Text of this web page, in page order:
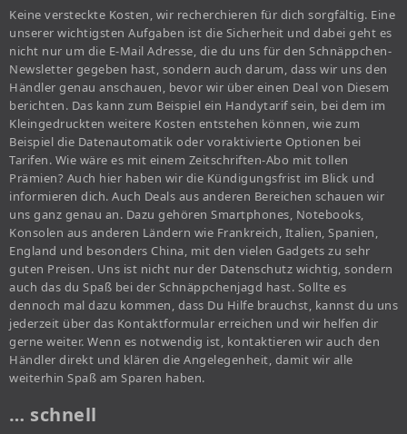
Keine versteckte Kosten, wir recherchieren für dich sorgfältig. Eine
unserer wichtigsten Aufgaben ist die Sicherheit und dabei geht es
nicht nur um die E-Mail Adresse, die du uns für den Schnäppchen-
Newsletter gegeben hast, sondern auch darum, dass wir uns den
Händler genau anschauen, bevor wir über einen Deal von Diesem
berichten. Das kann zum Beispiel ein Handytarif sein, bei dem im
Kleingedruckten weitere Kosten entstehen können, wie zum
Beispiel die Datenautomatik oder voraktivierte Optionen bei
Tarifen. Wie wäre es mit einem Zeitschriften-Abo mit tollen
Prämien? Auch hier haben wir die Kündigungsfrist im Blick und
informieren dich. Auch Deals aus anderen Bereichen schauen wir
uns ganz genau an. Dazu gehören Smartphones, Notebooks,
Konsolen aus anderen Ländern wie Frankreich, Italien, Spanien,
England und besonders China, mit den vielen Gadgets zu sehr
guten Preisen. Uns ist nicht nur der Datenschutz wichtig, sondern
auch das du Spaß bei der Schnäppchenjagd hast. Sollte es
dennoch mal dazu kommen, dass Du Hilfe brauchst, kannst du uns
jederzeit über das Kontaktformular erreichen und wir helfen dir
gerne weiter. Wenn es notwendig ist, kontaktieren wir auch den
Händler direkt und klären die Angelegenheit, damit wir alle
weiterhin Spaß am Sparen haben.
… schnell